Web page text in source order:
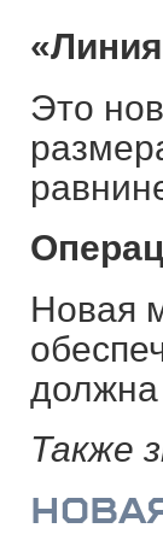
«
Это
Новая
должна
Также